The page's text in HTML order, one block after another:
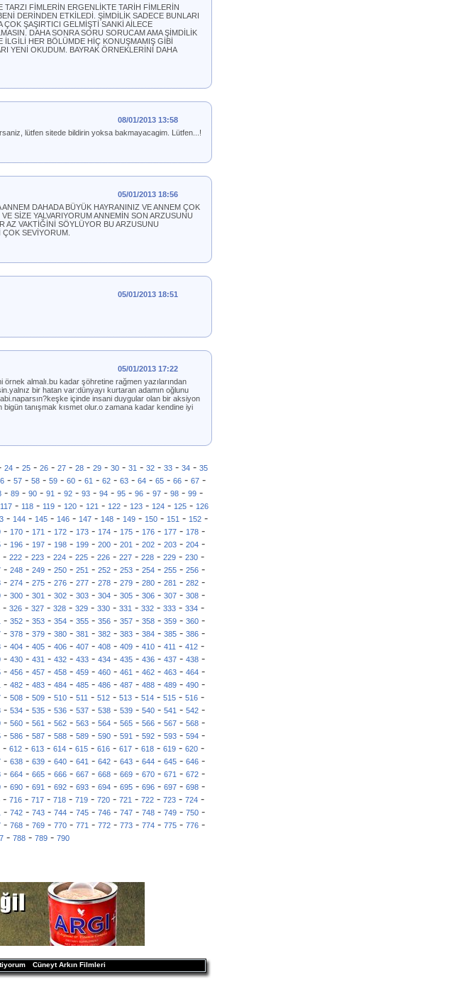
TARZI FİMLERİN ERGENLİKTE TARİH FİMLERİN
DERİNDEN ETKİLEDİ. ŞİMDİLİK SADECE BUNLARI
ŞAŞIRTICI GELMİŞTİ SANKİ AİLECE
DAHA SONRA SORU SORUCAM AMA ŞİMDİLİK
İLGİLİ HER BÖLÜMDE HİÇ KONUŞMAMIŞ GİBİ
YENİ OKUDUM. BAYRAK ÖRNEKLERİNİ DAHA
08/01/2013 13:58
lütfen sitede bildirin yoksa bakmayacagim. Lütfen...!
05/01/2013 18:56
DAHADA BÜYÜK HAYRANINIZ VE ANNEM ÇOK
SİZE YALVARIYORUM ANNEMİN SON ARZUSUNU
AZ VAKTİĞİNİ SÖYLÜYOR BU ARZUSUNU
ÇOK SEVİYORUM.
05/01/2013 18:51
05/01/2013 17:22
almalı.bu kadar şöhretine rağmen yazılarından
bir hatan var:dünyayı kurtaran adamın oğlunu
içinde insani duygular olan bir aksiyon
tanışmak kısmet olur.o zamana kadar kendine iyi
24- 25- 26- 27- 28- 29- 30- 31- 32- 33- 34- 35
- 57 - 58 - 59 - 60 - 61 - 62 - 63 - 64 - 65 - 66 - 67 -
- 89- 90- 91- 92- 93- 94- 95- 96- 97- 98- 99-
117 - 118 - 119 - 120 - 121 - 122 - 123 - 124 - 125 - 126
- 144 - 145 - 146 - 147 - 148 - 149 - 150 - 151 - 152 -
- 170- 171- 172- 173- 174- 175- 176- 177- 178-
- 196- 197- 198- 199- 200- 201- 202- 203- 204-
- 222 - 223 - 224 - 225 - 226 - 227 - 228 - 229 - 230 -
- 248- 249- 250- 251- 252- 253- 254- 255- 256-
- 274- 275- 276- 277- 278- 279- 280- 281- 282-
- 300- 301- 302- 303- 304- 305- 306- 307- 308-
- 326 - 327 - 328 - 329 - 330 - 331 - 332 - 333 - 334 -
- 352- 353- 354- 355- 356- 357- 358- 359- 360-
- 378- 379- 380- 381- 382- 383- 384- 385- 386-
- 404 - 405 - 406 - 407 - 408 - 409 - 410 - 411 - 412 -
- 430- 431- 432- 433- 434- 435- 436- 437- 438-
- 456- 457- 458- 459- 460- 461- 462- 463- 464-
- 482- 483- 484- 485- 486- 487- 488- 489- 490-
- 508 - 509 - 510 - 511 - 512 - 513 - 514 - 515 - 516 -
- 534- 535- 536- 537- 538- 539- 540- 541- 542-
- 560- 561- 562- 563- 564- 565- 566- 567- 568-
- 586- 587- 588- 589- 590- 591- 592- 593- 594-
- 612 - 613 - 614 - 615 - 616 - 617 - 618 - 619 - 620 -
- 638- 639- 640- 641- 642- 643- 644- 645- 646-
- 664- 665- 666- 667- 668- 669- 670- 671- 672-
- 690- 691- 692- 693- 694- 695- 696- 697- 698-
- 716 - 717 - 718 - 719 - 720 - 721 - 722 - 723 - 724 -
- 742- 743- 744- 745- 746- 747- 748- 749- 750-
- 768- 769- 770- 771- 772- 773- 774- 775- 776-
- 788 - 789 - 790
Cüneyt Arkın Filmleri